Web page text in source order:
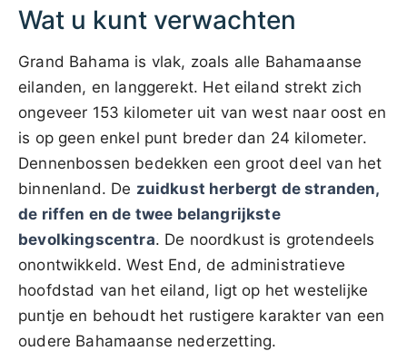
Wat u kunt verwachten
Grand Bahama is vlak, zoals alle Bahamaanse
eilanden, en langgerekt. Het eiland strekt zich
ongeveer 153 kilometer uit van west naar oost en
is op geen enkel punt breder dan 24 kilometer.
Dennenbossen bedekken een groot deel van het
binnenland. De zuidkust herbergt de stranden,
de riffen en de twee belangrijkste
bevolkingscentra. De noordkust is grotendeels
onontwikkeld. West End, de administratieve
hoofdstad van het eiland, ligt op het westelijke
puntje en behoudt het rustigere karakter van een
oudere Bahamaanse nederzetting.